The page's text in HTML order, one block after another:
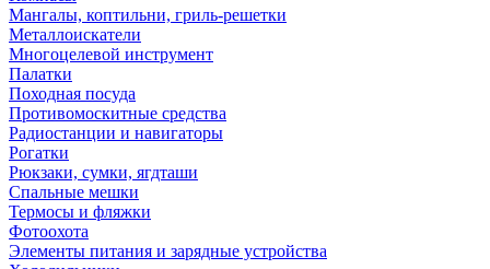
Мангалы, коптильни, гриль-решетки
Металлоискатели
Многоцелевой инструмент
Палатки
Походная посуда
Противомоскитные средства
Радиостанции и навигаторы
Рогатки
Рюкзаки, сумки, ягдташи
Спальные мешки
Термосы и фляжки
Фотоохота
Элементы питания и зарядные устройства